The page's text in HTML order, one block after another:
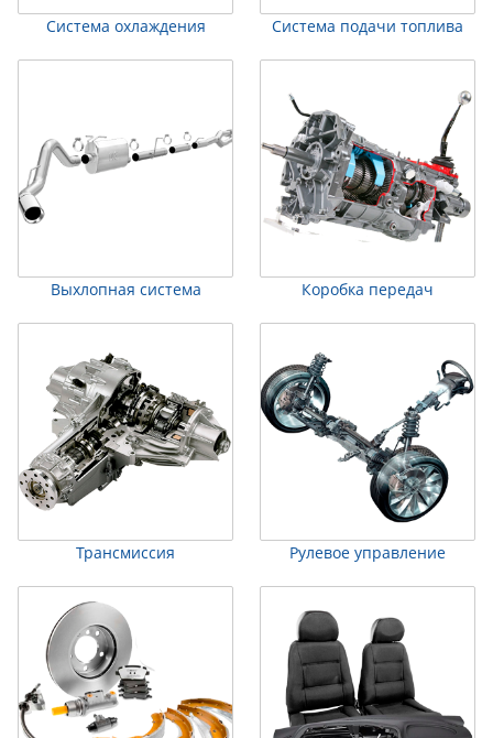
Система охлаждения Система подачи топлива
Выхлопная система Коробка передач
Трансмиссия Рулевое управление